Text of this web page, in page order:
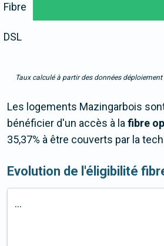
Fibre
DSL
Taux calculé à partir des données déploiement
Les logements Mazingarbois
bénéficier d'un accès à lafibre
35,37% à être couverts par la
Evolution de l'éligibilité
...